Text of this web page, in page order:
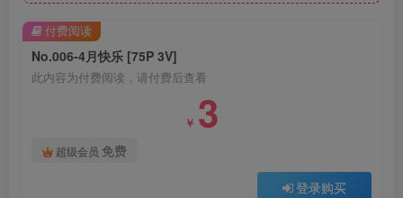
No.006-4月快乐 [75P 3V]
此内容为付费阅读，请付费后查看
￥ 3
超级会员 免费
登录购买
付费阅读